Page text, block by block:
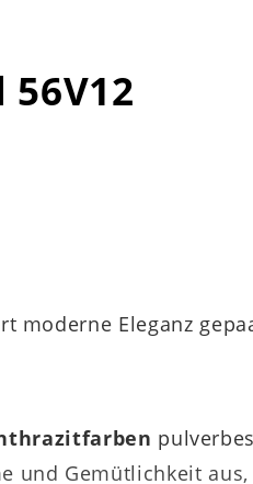
moderne Eleganz
und Gemütlichkeit